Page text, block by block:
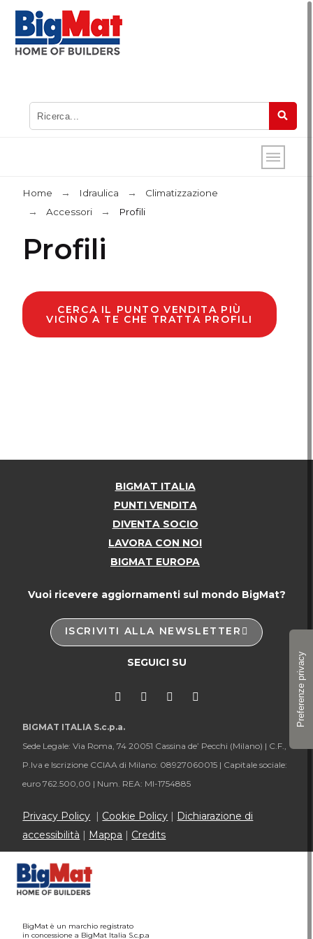
Home Idraulica
Climatizzazione
Accessori
Profili
Profili
CERCA IL PUNTO VENDITA PIÙ
VICINO A TE CHE TRATTA PROFILI
BIGMAT ITALIA
PUNTI VENDITA
DIVENTA SOCIO
LAVORA CON NOI
BIGMAT EUROPA
Vuoi ricevere aggiornamenti sul mondo BigMat?
ISCRIVITI ALLA NEWSLETTER
SEGUICI SU
BIGMAT ITALIA S.c.p.a.
Sede Legale: Via Roma, 74 20051 Cassina de’ Pecchi (Milano) | C.F.,
P.Iva e Iscrizione CCIAA di Milano: 08927060015 | Capitale sociale:
euro 762.500,00 | Num. REA: MI-1754885
Privacy Policy Cookie Policy
Dichiarazione di
accessibilità
Mappa Credits
BigMat è un marchio registrato
in concessione a BigMat Italia S.c.p.a